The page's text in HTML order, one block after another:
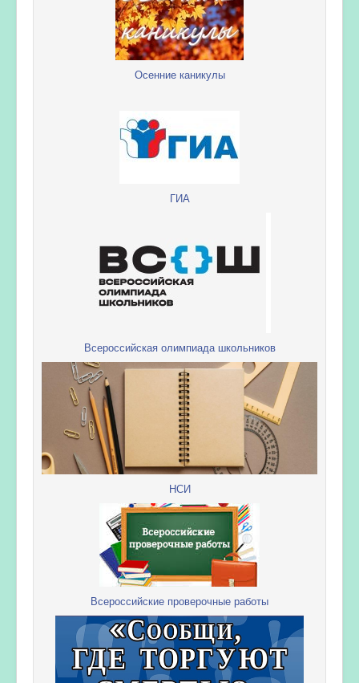
Осенние каникулы
ГИА
Всероссийская олимпиада школьников
НСИ
Всероссийские проверочные работы